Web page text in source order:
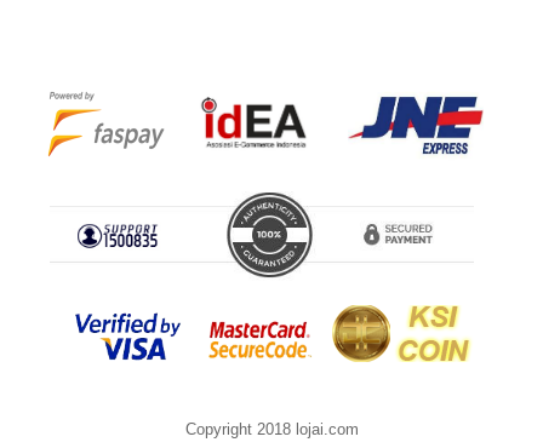
Copyright 2018 lojai.com